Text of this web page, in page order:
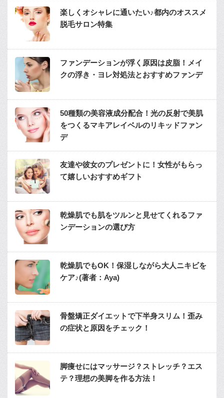
楽しくオシャレに通いたい♪都内のオススメ
脱毛サロン特集
ファンデーションが浮く原因は皮脂！メイ
クの浮き・ヨレ対処法とおすすめファンデ
50種類の美容液成分配合！光の反射で美肌
をつくるマキアレイベルのリキッドファン
デ
友達や彼女のプレゼントに！女性がもらっ
て嬉しいおすすめギフト
乾燥肌でも肌をツルンと見せてくれるファ
ンデーションの選び方
乾燥肌でもOK！保湿しながら大人ニキビを
ケア♪(著者：Aya)
骨盤矯正ダイエットで下半身スリム！歪み
の症状と原因をチェック！
脚痩せにはマッサージ？ストレッチ？エス
テ？理想の美脚を作る方法！